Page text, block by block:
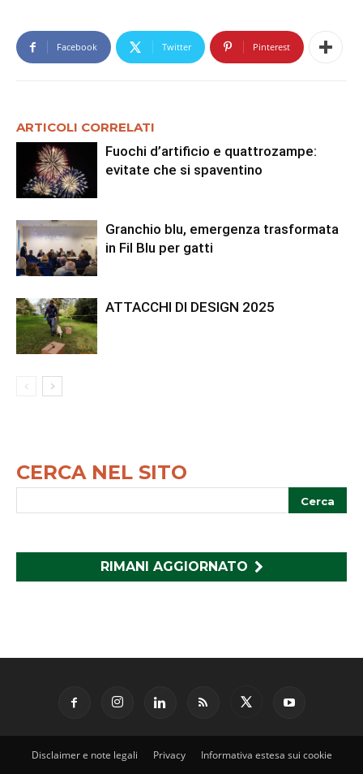
Facebook Twitter Pinterest
ARTICOLI CORRELATI
Fuochi d’artificio e quattrozampe:
evitate che si spaventino
Granchio blu, emergenza trasformata
in Fil Blu per gatti
ATTACCHI DI DESIGN 2025
CERCA NEL SITO
RIMANI AGGIORNATO
Disclaimer e note legali Privacy Informativa estesa sui cookie